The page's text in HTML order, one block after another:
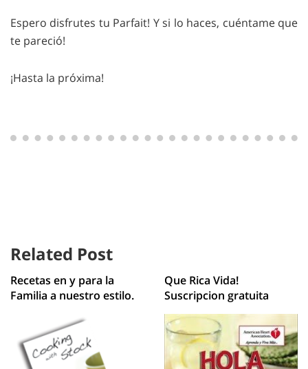
Espero disfrutes tu Parfait! Y si lo haces, cuéntame que
te pareció!
¡Hasta la próxima!
Related Post
Recetas en y para la
Familia a nuestro estilo.
Que Rica Vida!
Suscripcion gratuita